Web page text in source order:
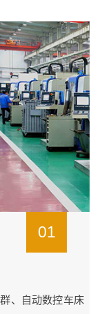
01
、自动数控车床